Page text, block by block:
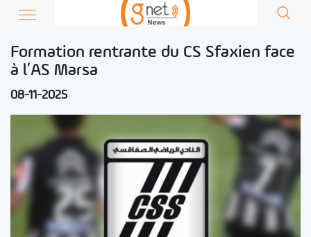
Formation rentrante du CS Sfaxien face
à l’AS Marsa
08-11-2025